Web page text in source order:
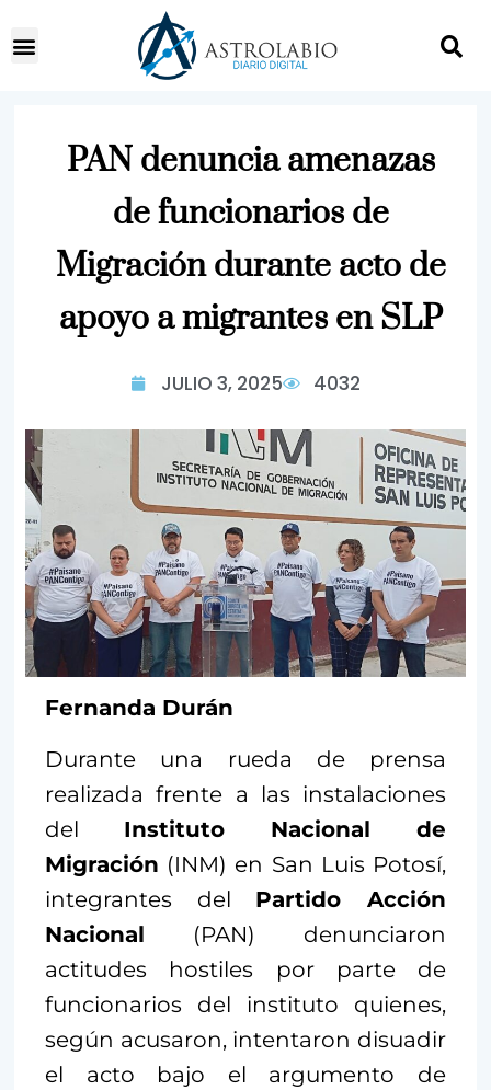
PAN denuncia amenazas
de funcionarios de
Migración durante acto de
apoyo a migrantes en SLP
JULIO 3, 2025 4032
Fernanda Durán
Durante una rueda de prensa
realizada frente a las instalaciones
del Instituto Nacional de
Migración (INM) en San Luis Potosí,
integrantes del Partido Acción
Nacional (PAN) denunciaron
actitudes hostiles por parte de
funcionarios del instituto quienes,
según acusaron, intentaron disuadir
el acto bajo el argumento de